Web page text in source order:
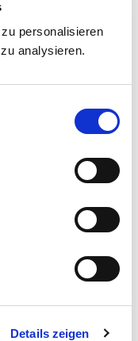
personalisieren
analysieren.
Details zeigen
Sie nicht,
zu
Abläufen. Ihre